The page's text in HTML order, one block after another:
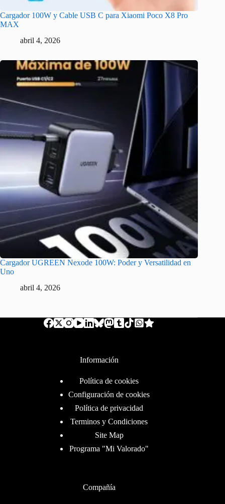
Cargador 100W y Cable USB C para Xiaomi Poco X8 Pro
MAX
abril 4, 2026
Cargador UGREEN Nexode 100W: Poder y Versatilidad en
Uno
abril 4, 2026
Información
Política de cookies
Configuración de cookies
Política de privacidad
Terminos y Condiciones
Site Map
Programa "Mi Valorado"
Compañía